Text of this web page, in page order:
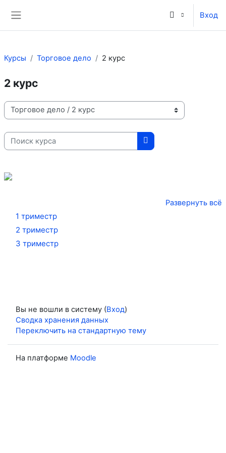
Вход
Курсы Торговое дело 2 курс
2 курс
Категории курсов
Поиск курса
Поиск курса
Развернуть всё
1 триместр
2 триместр
3 триместр
Вы не вошли в систему (Вход)
Сводка хранения данных
Переключить на стандартную тему
На платформе Moodle